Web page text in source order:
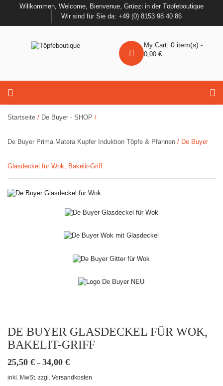
Willkommen, Welcome, Bienvenue, Grüezi in der Töpfeboutique
Wir sind für Sie da: +49 (0) 8153 98 40 86
My Cart: 0 item(s) -
0,00 €
Startseite / De Buyer - SHOP /
De Buyer Prima Matera Kupfer Induktion Töpfe & Pfannen / De Buyer
Glasdeckel für Wok, Bakelit-Griff
DE BUYER GLASDECKEL FÜR WOK,
BAKELIT-GRIFF
25,50 € – 34,00 €
inkl. MwSt. zzgl. Versandkosten